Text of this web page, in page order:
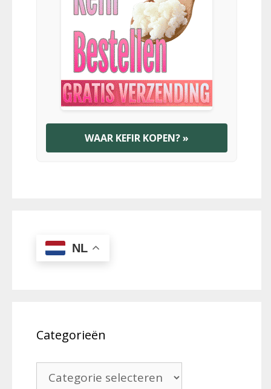
WAAR KEFIR KOPEN? »
NL
Categorieën
Categorieën